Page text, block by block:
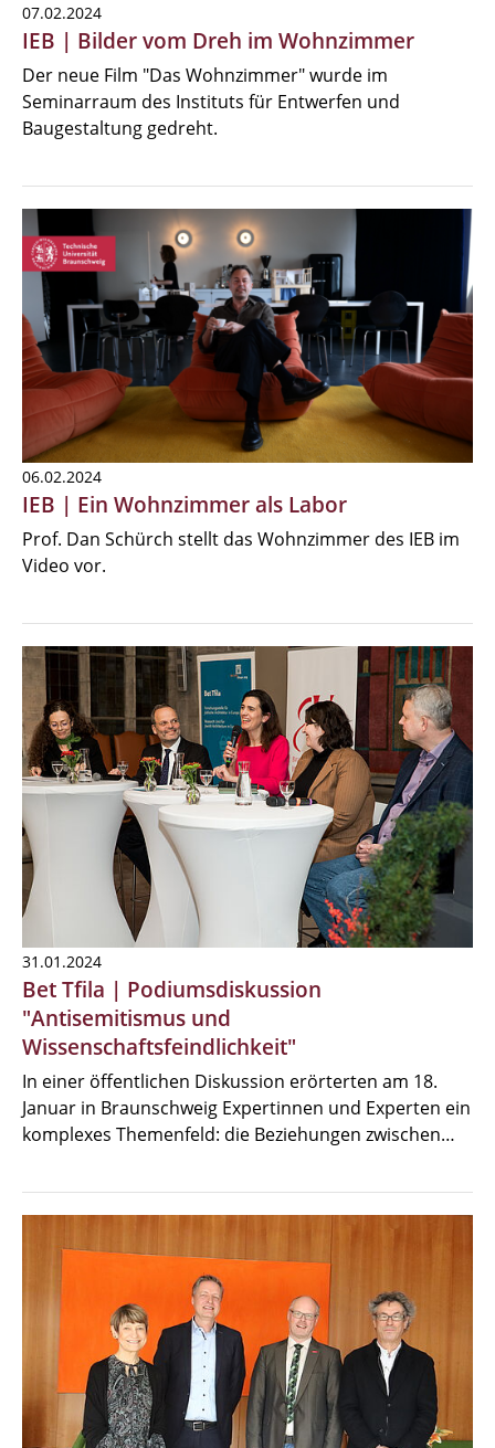
07.02.2024
IEB | Bilder vom Dreh im Wohnzimmer
Der neue Film "Das Wohnzimmer" wurde im
Seminarraum des Instituts für Entwerfen und
Baugestaltung gedreht.
06.02.2024
IEB | Ein Wohnzimmer als Labor
Prof. Dan Schürch stellt das Wohnzimmer des IEB im
Video vor.
31.01.2024
Bet Tfila | Podiumsdiskussion
"Antisemitismus und
Wissenschaftsfeindlichkeit"
In einer öffentlichen Diskussion erörterten am 18.
Januar in Braunschweig Expertinnen und Experten ein
komplexes Themenfeld: die Beziehungen zwischen…